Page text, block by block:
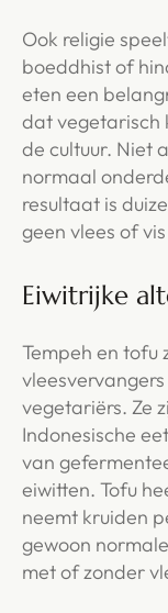
Ook religie
boeddhist of
eten een
dat vegetarisch
de cultuur. Niet
normaal
resultaat is
geen vlees of
Eiwitrijke
Tempeh en tofu
vegetariërs. Ze
Indonesische
van
eiwitten. Tofu
neemt kruiden
gewoon
met of zonder